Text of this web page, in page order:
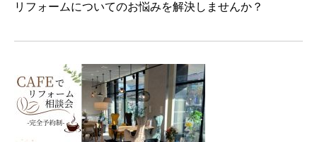
リフォームについてのお悩みを解決しませんか？